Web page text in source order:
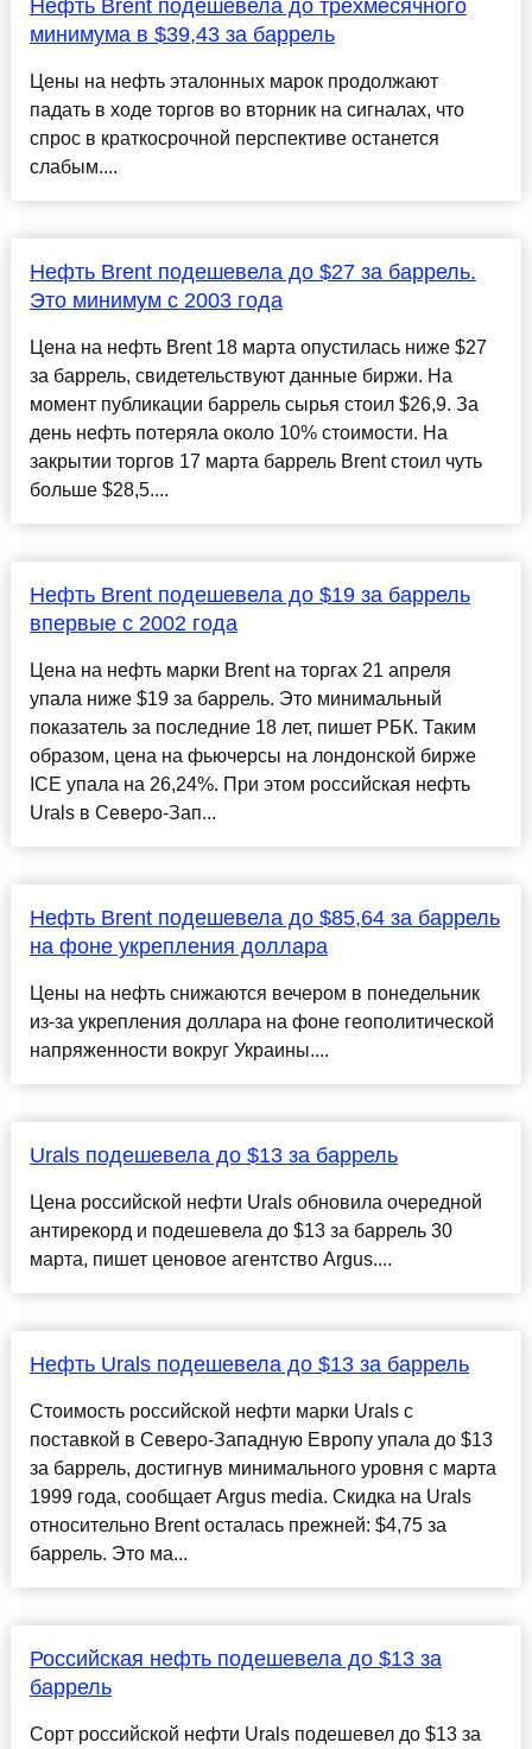
Нефть Brent подешевела до трехмесячного
минимума в $39,43 за баррель
Цены на нефть эталонных марок продолжают
падать в ходе торгов во вторник на сигналах, что
спрос в краткосрочной перспективе останется
слабым....
Нефть Brent подешевела до $27 за баррель.
Это минимум с 2003 года
Цена на нефть Brent 18 марта опустилась ниже $27
за баррель, свидетельствуют данные биржи. На
момент публикации баррель сырья стоил $26,9. За
день нефть потеряла около 10% стоимости. На
закрытии торгов 17 марта баррель Brent стоил чуть
больше $28,5....
Нефть Brent подешевела до $19 за баррель
впервые с 2002 года
Цена на нефть марки Brent на торгах 21 апреля
упала ниже $19 за баррель. Это минимальный
показатель за последние 18 лет, пишет РБК. Таким
образом, цена на фьючерсы на лондонской бирже
ICE упала на 26,24%. При этом российская нефть
Urals в Северо-Зап...
Нефть Brent подешевела до $85,64 за баррель
на фоне укрепления доллара
Цены на нефть снижаются вечером в понедельник
из-за укрепления доллара на фоне геополитической
напряженности вокруг Украины....
Urals подешевела до $13 за баррель
Цена российской нефти Urals обновила очередной
антирекорд и подешевела до $13 за баррель 30
марта, пишет ценовое агентство Argus....
Нефть Urals подешевела до $13 за баррель
Стоимость российской нефти марки Urals с
поставкой в Северо-Западную Европу упала до $13
за баррель, достигнув минимального уровня с марта
1999 года, сообщает Argus media. Скидка на Urals
относительно Brent осталась прежней: $4,75 за
баррель. Это ма...
Российская нефть подешевела до $13 за
баррель
Сорт российской нефти Urals подешевел до $13 за